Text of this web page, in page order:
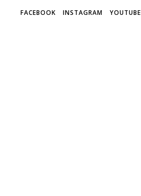
FACEBOOK INSTAGRAM YOUTUBE